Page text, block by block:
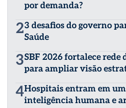
por demanda?
23 desafios do governo
Saúde
3SBF 2026 fortalece rede
para ampliar visão
4Hospitais entram em
inteligência humana e